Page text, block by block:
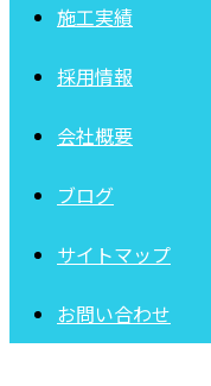
施工実績
採用情報
会社概要
ブログ
サイトマップ
お問い合わせ